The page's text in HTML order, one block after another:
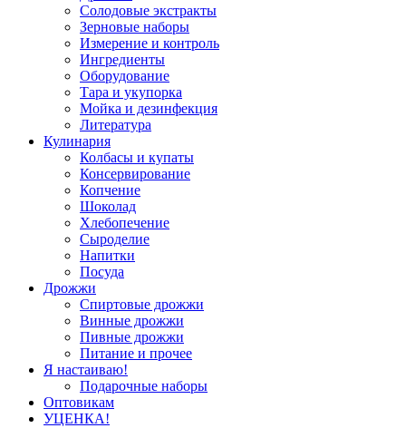
Солодовые экстракты
Зерновые наборы
Измерение и контроль
Ингредиенты
Оборудование
Тара и укупорка
Мойка и дезинфекция
Литература
Кулинария
Колбасы и купаты
Консервирование
Копчение
Шоколад
Хлебопечение
Сыроделие
Напитки
Посуда
Дрожжи
Спиртовые дрожжи
Винные дрожжи
Пивные дрожжи
Питание и прочее
Я настаиваю!
Подарочные наборы
Оптовикам
УЦЕНКА!